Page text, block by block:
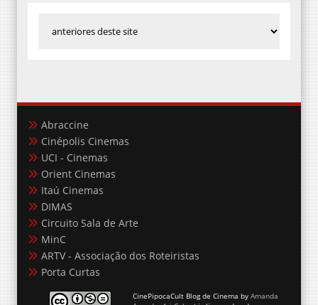
Abraccine
Cinépolis Cinemas
UCI - Cinemas
Orient Cinemas
Itaú Cinemas
DIMAS
Circuito Sala de Arte
MinC
ARTV - Associação dos Roteiristas
Porta Curtas
CinePipocaCult Blog de Cinema by Amanda